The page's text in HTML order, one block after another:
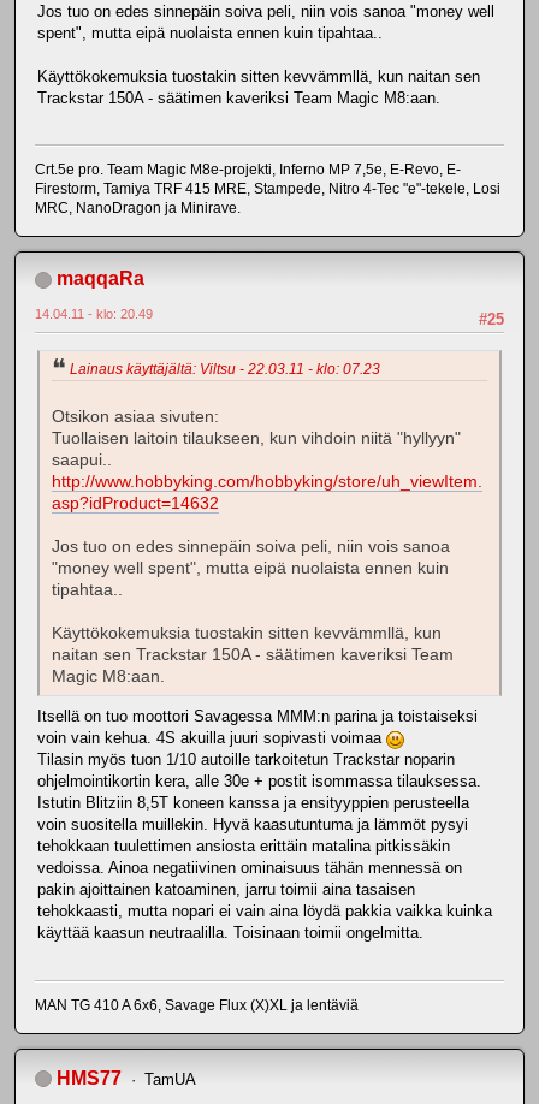
Jos tuo on edes sinnepäin soiva peli, niin vois sanoa "money well
spent", mutta eipä nuolaista ennen kuin tipahtaa..
Käyttökokemuksia tuostakin sitten kevvämmllä, kun naitan sen
Trackstar 150A - säätimen kaveriksi Team Magic M8:aan.
Crt.5e pro. Team Magic M8e-projekti, Inferno MP 7,5e, E-Revo, E-
Firestorm, Tamiya TRF 415 MRE, Stampede, Nitro 4-Tec "e"-tekele, Losi
MRC, NanoDragon ja Minirave.
maqqaRa
#25
14.04.11 - klo: 20.49
Lainaus käyttäjältä: Viltsu - 22.03.11 - klo: 07.23
Otsikon asiaa sivuten:
Tuollaisen laitoin tilaukseen, kun vihdoin niitä "hyllyyn"
saapui..
http://www.hobbyking.com/hobbyking/store/uh_viewItem.
asp?idProduct=14632
Jos tuo on edes sinnepäin soiva peli, niin vois sanoa
"money well spent", mutta eipä nuolaista ennen kuin
tipahtaa..
Käyttökokemuksia tuostakin sitten kevvämmllä, kun
naitan sen Trackstar 150A - säätimen kaveriksi Team
Magic M8:aan.
Itsellä on tuo moottori Savagessa MMM:n parina ja toistaiseksi
voin vain kehua. 4S akuilla juuri sopivasti voimaa
Tilasin myös tuon 1/10 autoille tarkoitetun Trackstar noparin
ohjelmointikortin kera, alle 30e + postit isommassa tilauksessa.
Istutin Blitziin 8,5T koneen kanssa ja ensityyppien perusteella
voin suositella muillekin. Hyvä kaasutuntuma ja lämmöt pysyi
tehokkaan tuulettimen ansiosta erittäin matalina pitkissäkin
vedoissa. Ainoa negatiivinen ominaisuus tähän mennessä on
pakin ajoittainen katoaminen, jarru toimii aina tasaisen
tehokkaasti, mutta nopari ei vain aina löydä pakkia vaikka kuinka
käyttää kaasun neutraalilla. Toisinaan toimii ongelmitta.
MAN TG 410 A 6x6, Savage Flux (X)XL ja lentäviä
HMS77 TamUA